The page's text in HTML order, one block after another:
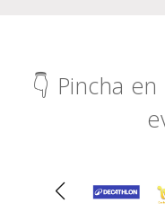
👇 Pincha